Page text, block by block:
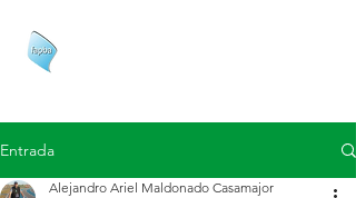
Entrada
Alejandro Ariel Maldonado Casamajor